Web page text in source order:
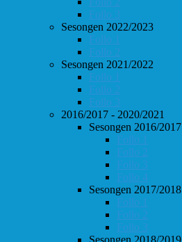
Follo 3
Sesongen 2022/2023
Follo 1
Follo 2
Sesongen 2021/2022
Follo 1
Follo 2
Follo 3
2016/2017 - 2020/2021
Sesongen 2016/2017
Follo 1
Follo 2
Follo 3
Follo 4
Sesongen 2017/2018
Follo 1
Follo 2
Follo 3
Sesongen 2018/2019